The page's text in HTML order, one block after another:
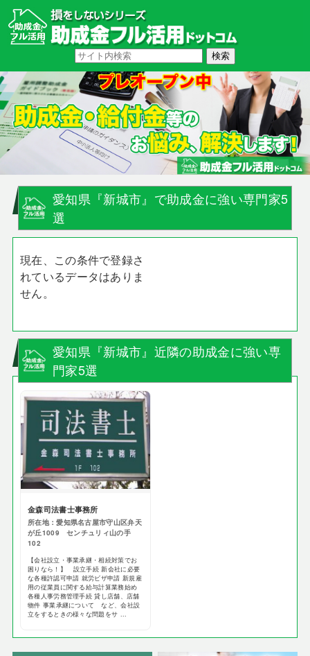
愛知県『新城市』で助成金に強い専門家5
選
現在、この条件で登録さ
れているデータはありま
せん。
愛知県『新城市』近隣の助成金に強い専
門家5選
金森司法書士事務所
所在地：愛知県名古屋市守山区弁天
が丘1009 センチュリィ山の手
102
【会社設立・事業承継・相続対策でお
困りなら！】 設立手続 新会社に必要
な各種許認可申請 就労ビザ申請 新規雇
用の従業員に関する給与計算業務始め
各種人事労務管理手続 貸し店舗、店舗
物件 事業承継について など、会社設
立をするときの様々な問題をサ ...